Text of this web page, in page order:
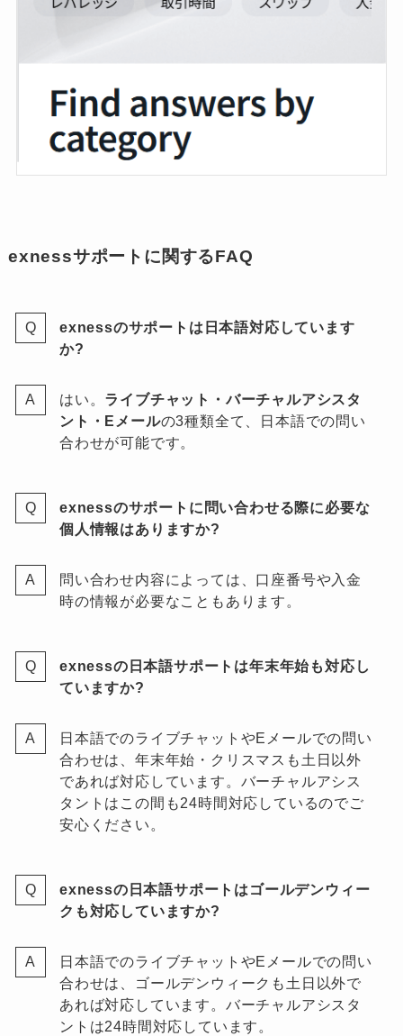
exnessサポートに関するFAQ
exnessのサポートは日本語対応しています
か?
はい。 ライブチャット・バーチャルアシスタ
ント・Eメールの3種類全て、日本語での問い
合わせが可能です。
exnessのサポートに問い合わせる際に必要な
個人情報はありますか?
問い合わせ内容によっては、口座番号や入金
時の情報が必要なこともあります。
exnessの日本語サポートは年末年始も対応し
ていますか?
日本語でのライブチャットやEメールでの問い
合わせは、年末年始・クリスマスも土日以外
であれば対応しています。バーチャルアシス
タントはこの間も24時間対応しているのでご
安心ください。
exnessの日本語サポートはゴールデンウィー
クも対応していますか?
日本語でのライブチャットやEメールでの問い
合わせは、ゴールデンウィークも土日以外で
あれば対応しています。バーチャルアシスタ
ントは24時間対応しています。